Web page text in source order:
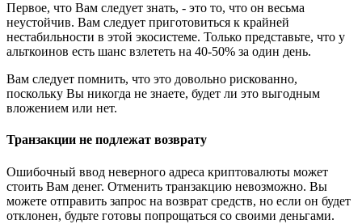
Первое, что Вам следует знать, - это то, что он весьма
неустойчив. Вам следует приготовиться к крайней
нестабильности в этой экосистеме. Только представьте, что у
альткоинов есть шанс взлететь на 40-50% за один день.
Вам следует помнить, что это довольно рискованно,
поскольку Вы никогда не знаете, будет ли это выгодным
вложением или нет.
Транзакции не подлежат возврату
Ошибочный ввод неверного адреса криптовалюты может
стоить Вам денег. Отменить транзакцию невозможно. Вы
можете отправить запрос на возврат средств, но если он будет
отклонен, будьте готовы попрощаться со своими деньгами.